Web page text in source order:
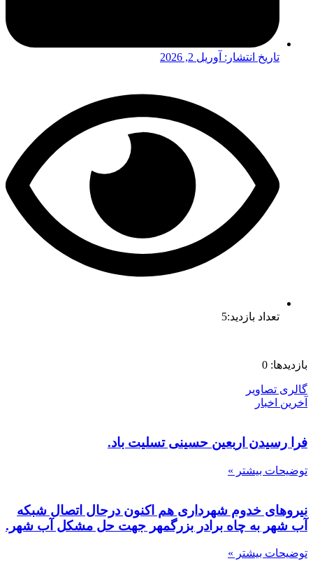
تاریخ انتشار: آوریل 2, 2026
تعداد بازدید:5
بازدیدها: 0
گالری تصاویر
آخرین اخبار
فرا رسیدن اربعین حسینی تسلیت باد.
توضیحات بیشتر »
نیروهای خدوم شهرداری هم اکنون درحال اتصال شبکه
آب شهر به چاه برادر بزرگمهر جهت حل مشکل آب شهر.
توضیحات بیشتر »